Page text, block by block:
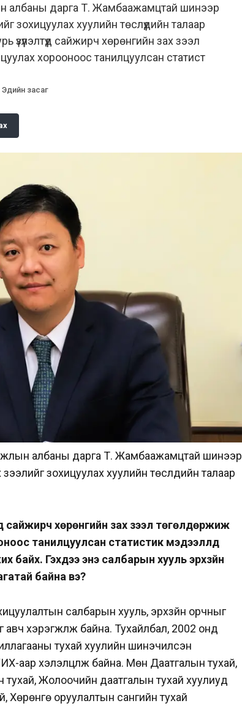
албаны дарга Т. Жамбаажамцтай шинээр
зохицуулах хуулийн төслүүдийн талаар
үзүүлэлтүүд сайжирч хөрөнгийн зах зээл
хорооноос танилцуулсан статист
Эдийн засаг
ажлын албаны дарга Т. Жамбаажамцтай шинээр
зохицуулах хуулийн төслүүдийн талаар
сайжирч хөрөнгийн зах зээл төгөлдөржиж
танилцуулсан статистик мэдээллүүд
байх. Гэхдээ энэ салбарын хууль эрхзүйн
байна вэ?
салбарын хууль, эрхзүйн орчныг
хэрэгжүүлж байна. Тухайлбал, 2002 онд
тухай хуулийн шинэчилсэн
аар хэлэлцүүлж байна. Мөн Даатгалын тухай,
тухай, Жолоочийн даатгалын тухай хуулиуд
Хөрөнгө оруулалтын сангийн тухай